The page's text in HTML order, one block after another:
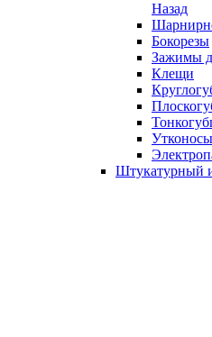
Назад
Бокорезы
Зажимы
Клещи
Утконосы
Штукатурный